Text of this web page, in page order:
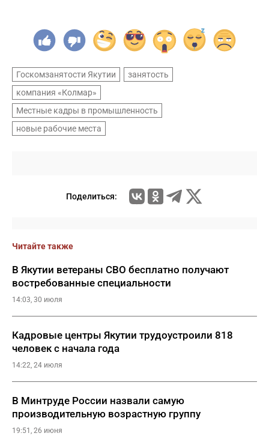
Госкомзанятости Якутии
занятость
компания «Колмар»
Местные кадры в промышленность
новые рабочие места
Поделиться:
Читайте также
В Якутии ветераны СВО бесплатно получают
востребованные специальности
14:03, 30 июля
Кадровые центры Якутии трудоустроили 818
человек с начала года
14:22, 24 июля
В Минтруде России назвали самую
производительную возрастную группу
19:51, 26 июня